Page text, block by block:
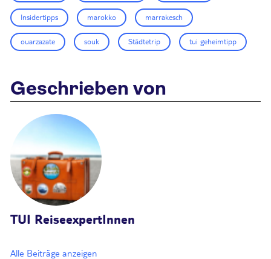
Insidertipps marokko marrakesch
ouarzazate souk Städtetrip tui geheimtipp
Geschrieben von
TUI ReiseexpertInnen
Alle Beiträge anzeigen